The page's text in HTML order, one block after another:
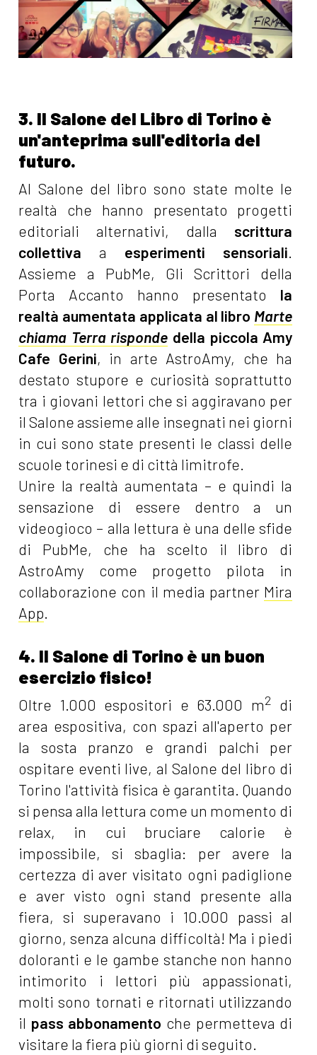
3. Il Salone del Libro di Torino è
un'anteprima sull'editoria del
futuro.
Al Salone del libro sono state molte le
realtà che hanno presentato progetti
editoriali alternativi, dalla scrittura
collettiva a esperimenti sensoriali
Assieme a PubMe, Gli Scrittori della
Porta Accanto hanno presentato la
realtà aumentata applicata al libro Marte
chiama Terra risponde della piccola Amy
Cafe Gerini, in arte AstroAmy, che ha
destato stupore e curiosità soprattutto
tra i giovani lettori che si aggiravano per
il Salone assieme alle insegnati nei giorni
in cui sono state presenti le classi delle
scuole torinesi e di città limitrofe.
Unire la realtà aumentata – e quindi la
sensazione di essere dentro a un
videogioco – alla lettura è una delle sfide
di PubMe, che ha scelto il libro di
AstroAmy come progetto pilota in
collaborazione con il media partner Mira
App
4. Il Salone di Torino è un buon
esercizio fisico!
Oltre 1.000 espositori e 63.000 m2
di
area espositiva, con spazi all'aperto per
la sosta pranzo e grandi palchi per
ospitare eventi live, al Salone del libro di
Torino l'attività fisica è garantita. Quando
si pensa alla lettura come un momento di
relax, in cui bruciare calorie è
impossibile, si sbaglia: per avere la
certezza di aver visitato ogni padiglione
e aver visto ogni stand presente alla
fiera, si superavano i 10.000 passi al
giorno, senza alcuna difficoltà! Ma i piedi
doloranti e le gambe stanche non hanno
intimorito i lettori più appassionati,
molti sono tornati e ritornati utilizzando
il pass abbonamento che permetteva di
visitare la fiera più giorni di seguito.